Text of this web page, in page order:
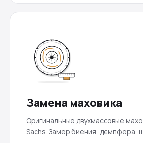
Замена маховика
Оригинальные двухмассовые
Sachs. Замер биения, демпфера,